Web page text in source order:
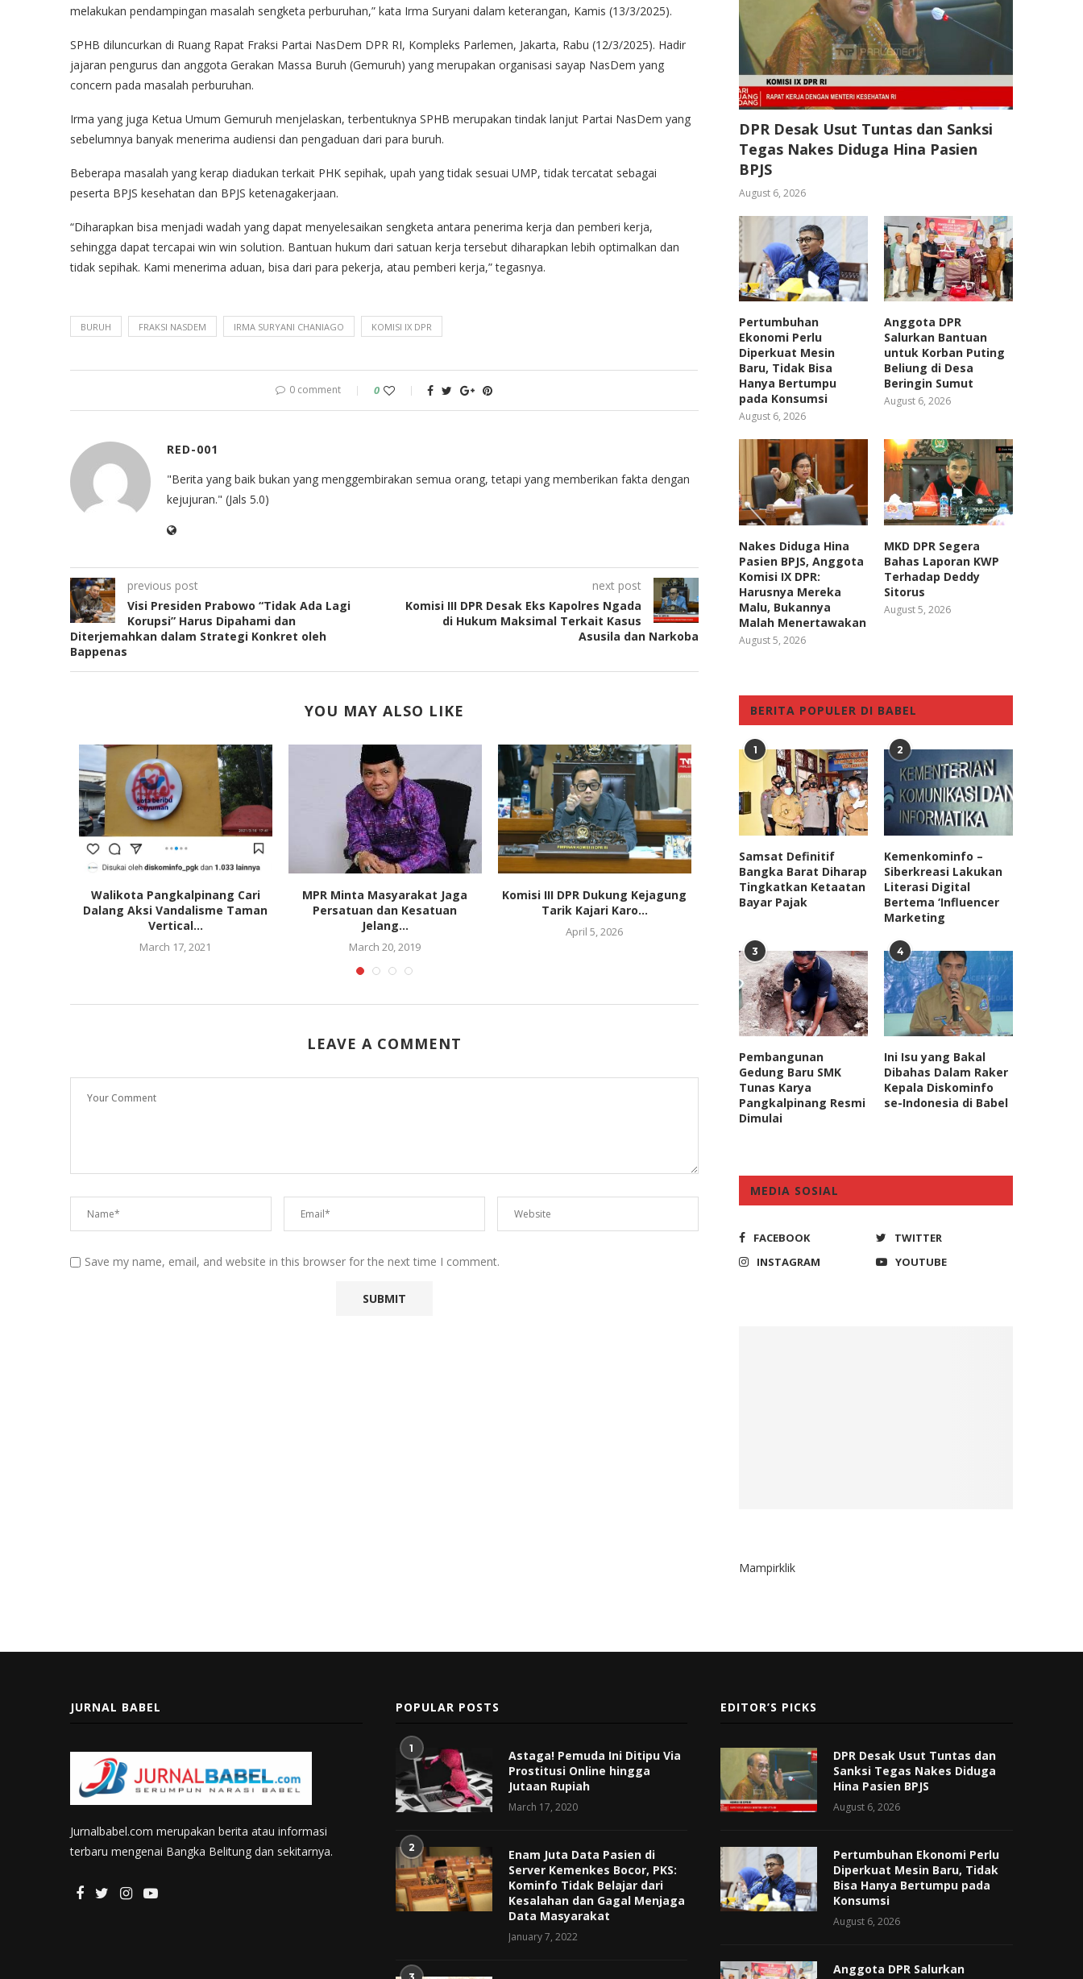
melakukan pendampingan masalah sengketa perburuhan,” kata Irma Suryani dalam keterangan, Kamis (13/3/2025).
SPHB diluncurkan di Ruang Rapat Fraksi Partai NasDem DPR RI, Kompleks Parlemen, Jakarta, Rabu (12/3/2025). Hadir
jajaran pengurus dan anggota Gerakan Massa Buruh (Gemuruh) yang merupakan organisasi sayap NasDem yang
concern pada masalah perburuhan.
Irma yang juga Ketua Umum Gemuruh menjelaskan, terbentuknya SPHB merupakan tindak lanjut Partai NasDem yang
sebelumnya banyak menerima audiensi dan pengaduan dari para buruh.
Beberapa masalah yang kerap diadukan terkait PHK sepihak, upah yang tidak sesuai UMP, tidak tercatat sebagai
peserta BPJS kesehatan dan BPJS ketenagakerjaan.
“Diharapkan bisa menjadi wadah yang dapat menyelesaikan sengketa antara penerima kerja dan pemberi kerja,
sehingga dapat tercapai win win solution. Bantuan hukum dari satuan kerja tersebut diharapkan lebih optimalkan dan
tidak sepihak. Kami menerima aduan, bisa dari para pekerja, atau pemberi kerja,” tegasnya.
BURUH FRAKSI NASDEM IRMA SURYANI CHANIAGO KOMISI IX DPR
0 comment 0
RED-001
"Berita yang baik bukan yang menggembirakan semua orang, tetapi yang memberikan fakta dengan
kejujuran." (Jals 5.0)
previous post
Visi Presiden Prabowo “Tidak Ada Lagi
Korupsi” Harus Dipahami dan
Diterjemahkan dalam Strategi Konkret oleh
Bappenas
next post
Komisi III DPR Desak Eks Kapolres Ngada
di Hukum Maksimal Terkait Kasus
Asusila dan Narkoba
YOU MAY ALSO LIKE
Walikota Pangkalpinang Cari
Dalang Aksi Vandalisme Taman
Vertical...
March 17, 2021
MPR Minta Masyarakat Jaga
Persatuan dan Kesatuan
Jelang...
March 20, 2019
Komisi III DPR Dukung Kejagung
Tarik Kajari Karo...
April 5, 2026
Ketua Komisi VIII DPR Berharap Di
Masa Depan...
DPR Desak KPU Terbitkan
Diskualifikasi Paslon
LEAVE A COMMENT
Save my name, email, and website in this browser for the next time I comment.
DPR Desak Usut Tuntas dan Sanksi
Tegas Nakes Diduga Hina Pasien
BPJS
August 6, 2026
Pertumbuhan
Ekonomi Perlu
Diperkuat Mesin
Baru, Tidak Bisa
Hanya Bertumpu
pada Konsumsi
August 6, 2026
Anggota DPR
Salurkan Bantuan
untuk Korban Puting
Beliung di Desa
Beringin Sumut
August 6, 2026
Nakes Diduga Hina
Pasien BPJS, Anggota
Komisi IX DPR:
Harusnya Mereka
Malu, Bukannya
Malah Menertawakan
August 5, 2026
MKD DPR Segera
Bahas Laporan KWP
Terhadap Deddy
Sitorus
August 5, 2026
BERITA POPULER DI BABEL
1
Samsat Definitif
Bangka Barat Diharap
Tingkatkan Ketaatan
Bayar Pajak
2
Kemenkominfo –
Siberkreasi Lakukan
Literasi Digital
Bertema ‘Influencer
Marketing
3
Pembangunan
Gedung Baru SMK
Tunas Karya
Pangkalpinang Resmi
Dimulai
4
Ini Isu yang Bakal
Dibahas Dalam Raker
Kepala Diskominfo
se-Indonesia di Babel
MEDIA SOSIAL
FACEBOOK
TWITTER
INSTAGRAM
YOUTUBE
Mampirklik
JURNAL BABEL
Jurnalbabel.com merupakan berita atau informasi
terbaru mengenai Bangka Belitung dan sekitarnya.
POPULAR POSTS
1
Astaga! Pemuda Ini Ditipu Via
Prostitusi Online hingga
Jutaan Rupiah
March 17, 2020
2
Enam Juta Data Pasien di
Server Kemenkes Bocor, PKS:
Kominfo Tidak Belajar dari
Kesalahan dan Gagal Menjaga
Data Masyarakat
January 7, 2022
EDITOR’S PICKS
DPR Desak Usut Tuntas dan
Sanksi Tegas Nakes Diduga
Hina Pasien BPJS
August 6, 2026
Pertumbuhan Ekonomi Perlu
Diperkuat Mesin Baru, Tidak
Bisa Hanya Bertumpu pada
Konsumsi
August 6, 2026
Anggota DPR Salurkan